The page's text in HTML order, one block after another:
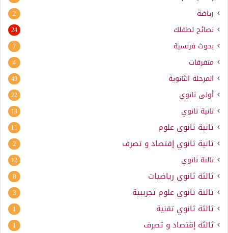
رياضة 2
نصائح لطفلك 24
بحوث فرنسية 7
متفرقات 4
المرحلة الثانوية 49
أولى ثانوي 22
ثانية ثانوي 13
ثانية ثانوي علوم 11
ثانية ثانوي إقتصاد و تصرف 2
ثالثة ثانوي 12
ثالثة ثانوي رياضيات 8
ثالثة ثانوي علوم تجريبية 3
ثالثة ثانوي تقنية 1
ثالثة إقتصاد و تصرف 1